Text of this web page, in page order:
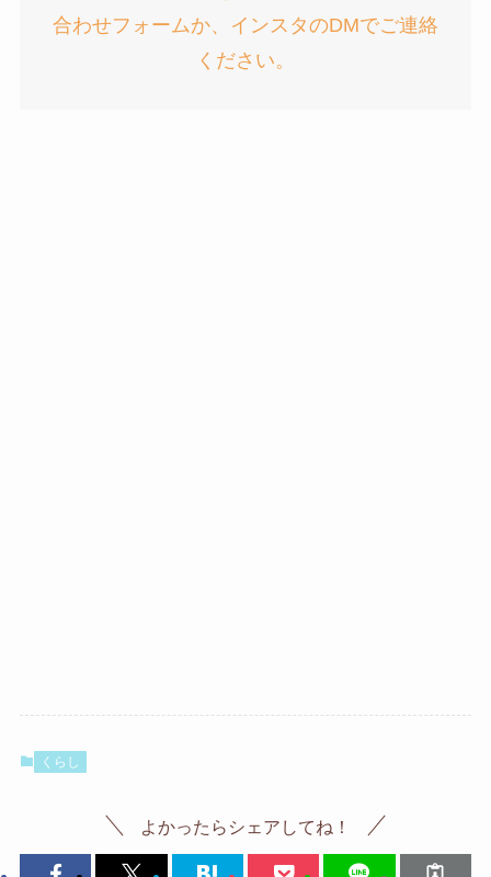
合わせフォームか、 インスタのDMでご連絡
ください。
くらし
よかったらシェアしてね！